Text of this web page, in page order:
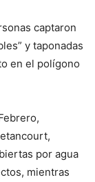
captaron
y taponadas
en el polígono
por agua
mientras